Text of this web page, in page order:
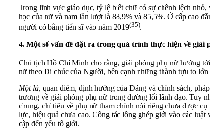
Trong lĩnh vực giáo dục, tỷ lệ biết chữ có sự chênh lệch
học của nữ và nam lần lượt là 88,9% và 85,5%. Ở cấp cao
người có bằng tiến sĩ vào năm 2019(35).
4. Một số vấn đề đặt ra trong quá trình thực hiện về
Chủ tịch Hồ Chí Minh cho rằng, giải phóng phụ nữ hướng
nữ theo Di chúc của Người, bên cạnh những thành tựu to
Một là, quan điểm, định hướng của Đảng và chính sách,
trương về giải phóng phụ nữ trong đường lối lãnh đạo. Tuy
chung, chỉ tiêu về phụ nữ tham chính nói riêng chưa được
lực, hiệu quả chưa cao. Công tác lồng ghép giới vào các
cập đến yếu tố giới.